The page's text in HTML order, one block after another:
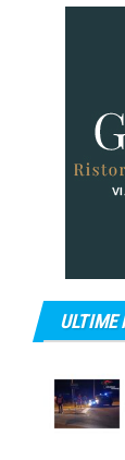
ULTIME